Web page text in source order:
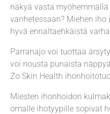
näkyä vasta
vanhetessaan? Miehen
hyvä ennaltaehkäistä
Parranajo voi tuottaa
voi nousta punaista
Zo Skin Health
Miesten ihonhoidon
omalle ihotyypille sopivat